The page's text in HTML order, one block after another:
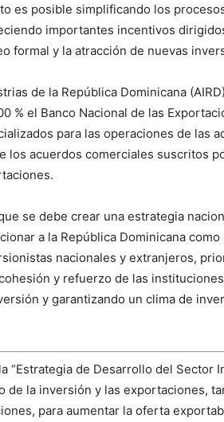
es posible simplificando los
importantes incentivos
formal y la atracción de nuevas
de la República Dominicana
% el Banco Nacional de las
para las operaciones de las
los acuerdos comerciales suscritos
se debe crear una estrategia
a la República Dominicana
nacionales y extranjeros,
y refuerzo de las
y garantizando un clima de
“Estrategia de Desarrollo del Sector
de la inversión y las exportaciones,
para aumentar la oferta